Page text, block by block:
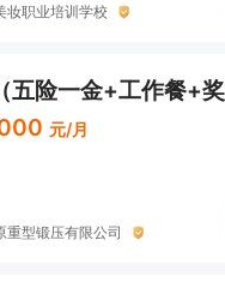
妆职业培训学校
五险一金+工作餐+奖
元/月
重型锻压有限公司